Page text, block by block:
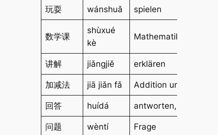
玩耍 wánshuǎ spielen
数学课
shùxué
kè
Mathematikunterricht
讲解 jiǎngjiě erklären
加减法 jiā jiǎn fǎ Addition und
回答 huídá antworten,
问题 wèntí Frage